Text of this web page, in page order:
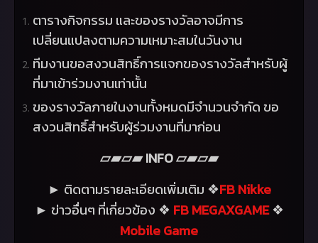
ตารางกิจกรรม และของรางวัลอาจมีการ
เปลี่ยนแปลงตามความเหมาะสมในวันงาน
ทีมงานขอสงวนสิทธิ์การแจกของรางวัลสำหรับผู้
ที่มาเข้าร่วมงานเท่านั้น
ของรางวัลภายในงานทั้งหมดมีจำนวนจำกัด ขอ
สงวนสิทธิ์สำหรับผู้ร่วมงานที่มาก่อน
▱▰▱▰INFO▱▰▱▰
► ติดตามรายละเอียดเพิ่มเติม ❖FB Nikke
► ข่าวอื่นๆ ที่เกี่ยวข้อง ❖ FB MEGAXGAME ❖
Mobile Game